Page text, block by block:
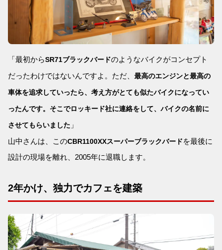
「最初からSR71ブラックバードのようなバイクがコンセプト
だったわけではないんですよ。ただ、 最高のエンジンと最高の
車体を追求していったら、考え方がとても似たバイクになってい
ったんです。そこでロッキード社に連絡をして、バイクの名前に
させてもらいました 」
山中さんは、このCBR1100XXスーパーブラックバードを最後に
設計の現場を離れ、2005年に退職します。
2年かけ、独力でカフェを建築